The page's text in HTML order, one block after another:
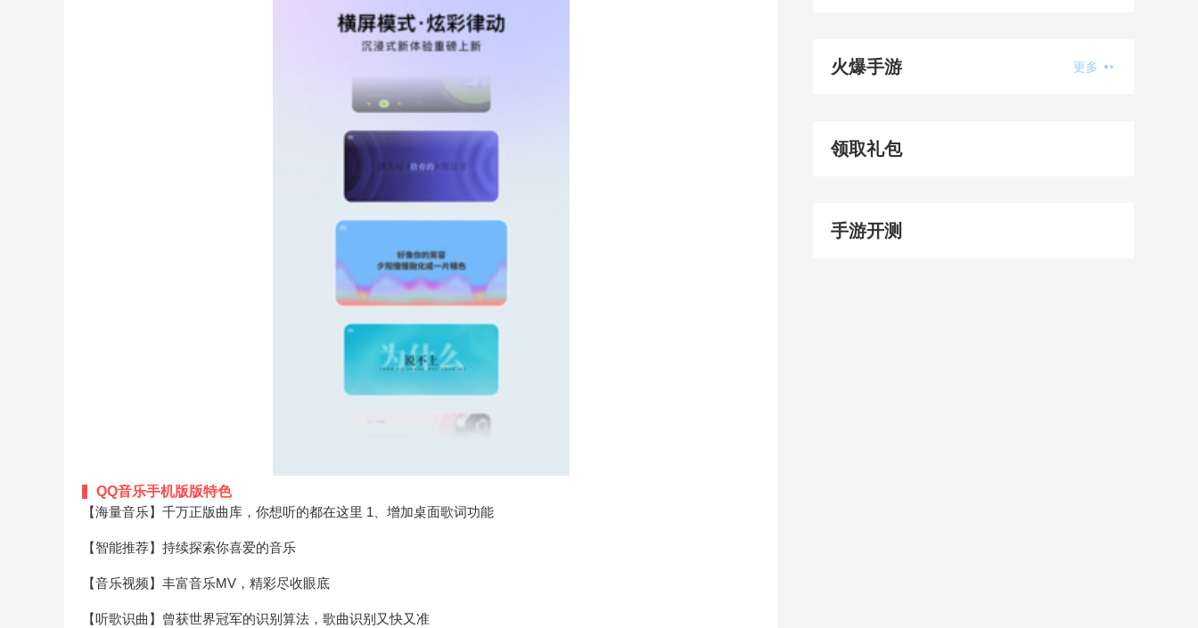
QQ音乐手机版版特色
【海量音乐】千万正版曲库，你想听的都在这里
【智能推荐】持续探索你喜爱的音乐
【音乐视频】丰富音乐MV，精彩尽收眼底
【听歌识曲】曾获世界冠军的识别算法，歌曲识别又快又准
1、增加桌面歌词功能
火爆手游 更多
领取礼包
手游开测